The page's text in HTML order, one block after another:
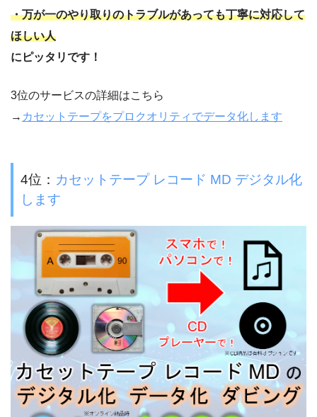
・万が一のやり取りのトラブルがあっても丁寧に対応して
ほしい人
にピッタリです！
3位のサービスの詳細はこちら
→ カセットテープをプロクオリティでデータ化します
4位： カセットテープ レコード MD デジタル化
します